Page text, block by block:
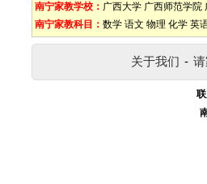
南宁家教学校： 广西大学 广西师范学院
南宁家教科目： 数学 语文 物理 化学 英
关于我们 -